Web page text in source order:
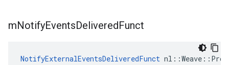
mNotifyEventsDeliveredFunct
NotifyExternalEventsDeliveredFunct